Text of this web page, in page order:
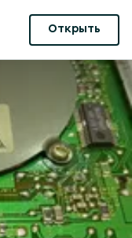
Открыть